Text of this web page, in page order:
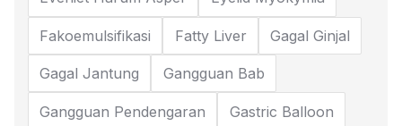
Fakoemulsifikasi Fatty Liver Gagal Ginjal
Gagal Jantung Gangguan Bab
Gangguan Pendengaran Gastric Balloon